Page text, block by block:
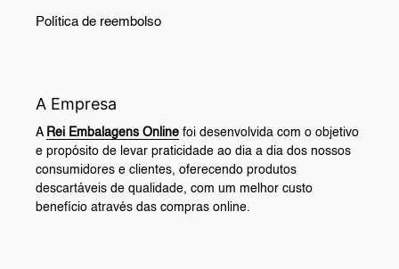
Política de reembolso
A Empresa
A Rei Embalagens Online foi desenvolvida com o objetivo
e propósito de levar praticidade ao dia a dia dos nossos
consumidores e clientes, oferecendo produtos
descartáveis de qualidade, com um melhor custo
benefício através das compras online.